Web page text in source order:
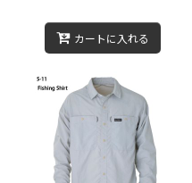
カートに入れる